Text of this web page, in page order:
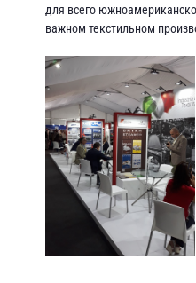
для всего
важном текстильном